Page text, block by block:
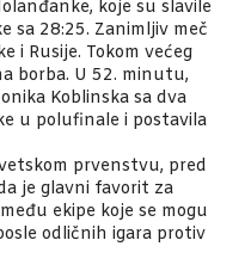
koje su slavile
sa 28:25. Zanimljiv meč
i Rusije. Tokom većeg
borba. U 52. minutu,
Koblinska sa dva
u polufinale i postavila
prvenstvu, pred
je glavni favorit za
ekipe koje se mogu
odličnih igara protiv